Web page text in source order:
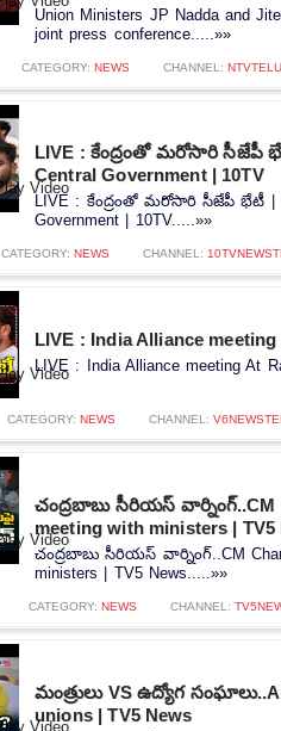
Union Ministers JP Nadda and
joint press conference.....»»
CATEGORY: NEWS CHANNEL:
LIVE : కేంద్రంతో మరోసారి సీజేపీ
Central Government | 10TV
LIVE : కేంద్రంతో మరోసారి సీజేపీ భేటీ |
Government | 10TV.....»»
CATEGORY: NEWS CHANNEL:
LIVE : India Alliance
LIVE : India Alliance meeting At
CATEGORY: NEWS CHANNEL:
చంద్రబాబు సీరియస్ వార్నింగ్..CM
meeting with ministers | TV5
చంద్రబాబు సీరియస్ వార్నింగ్..CM
ministers | TV5 News.....»»
CATEGORY: NEWS CHANNEL:
మంత్రులు VS ఉద్యోగ
unions | TV5 News